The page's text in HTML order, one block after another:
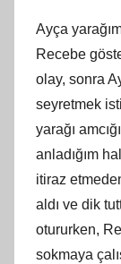
Ayça
Recebe
olay, sonra
seyretmek
yarağı
anladığım
itiraz
aldı ve dik
otururken,
sokmaya